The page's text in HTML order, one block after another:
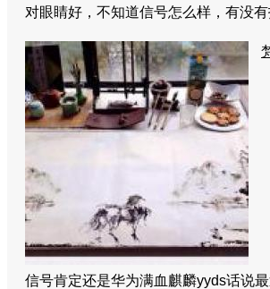
对眼睛好，不知道信号怎么样，有没
信号肯定还是华为满血麒麟yyds话说